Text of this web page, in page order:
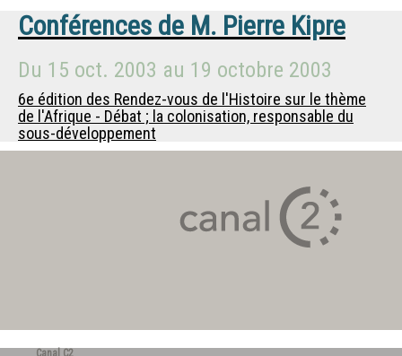
Conférences de M. Pierre Kipre
Du 15 oct. 2003 au 19 octobre 2003
6e édition des Rendez-vous de l'Histoire sur le thème
de l'Afrique - Débat ; la colonisation, responsable du
sous-développement
Canal C2